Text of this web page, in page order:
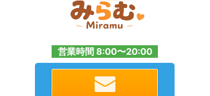
営業時間 8:00〜20:00